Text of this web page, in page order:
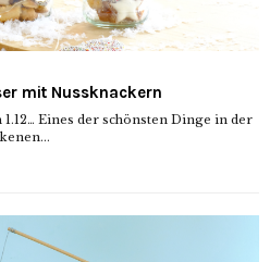
mit Nussknackern
Eines der schönsten Dinge in der